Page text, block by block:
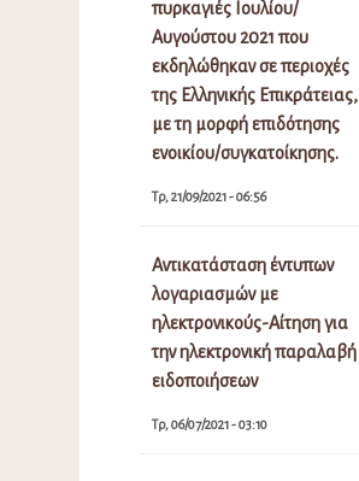
πυρκαγιές Ιουλίου/
Αυγούστου 2021 που
εκδηλώθηκαν σε περιοχές
της Ελληνικής Επικράτειας,
με τη μορφή επιδότησης
ενοικίου/συγκατοίκησης.
Τρ, 21/09/2021 - 06:56
Αντικατάσταση έντυπων
λογαριασμών με
ηλεκτρονικούς-Αίτηση για
την ηλεκτρονική παραλαβή
ειδοποιήσεων
Τρ, 06/07/2021 - 03:10